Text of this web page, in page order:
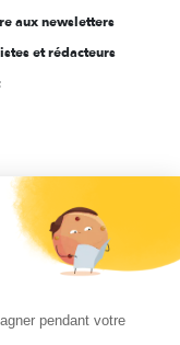
aux newsletters
et rédacteurs
pendant votre